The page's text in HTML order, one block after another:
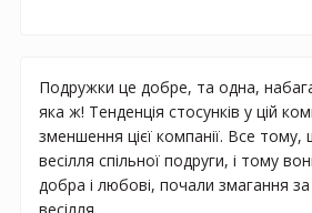
Подружки це добре, та одна,
яка ж! Тенденція стосунків у цій
зменшення цієї компанії. Все
весілля спільної подруги, і тому
добра і любові, почали змагання